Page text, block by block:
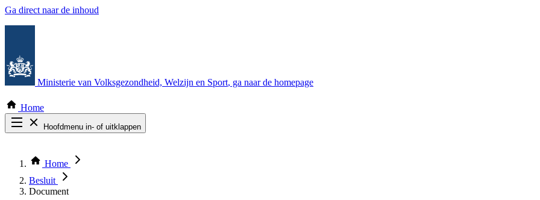
Ga direct naar de inhoud
Ministerie van Volksgezondheid, Welzijn en Sport, ga naar de homepage
Home
Hoofdmenu in- of uitklappen
Thema COVID-19
Bekijk per bestuursorgaan
Home
Besluit
Document